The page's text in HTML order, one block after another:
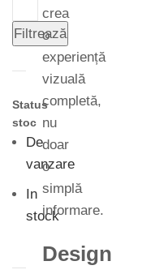
Filtrează
Status
stoc
De
vanzare
In
stock
crea
o
experiență
vizuală
completă,
nu
doar
o
simplă
informare.
Design